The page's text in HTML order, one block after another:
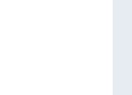
DEL CONSIGLIO DEI